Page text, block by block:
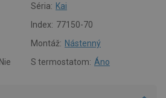
Séria: Kai
Index: 77150-70
Montáž: Nástenný
Nie S termostatom: Áno